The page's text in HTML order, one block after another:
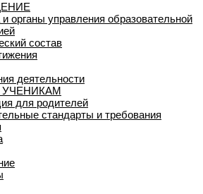
органы управления образовательной
состав
деятельности
для родителей
стандарты и требования